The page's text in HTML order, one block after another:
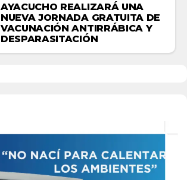
AYACUCHO REALIZARÁ UNA
NUEVA JORNADA GRATUITA DE
VACUNACIÓN ANTIRRÁBICA Y
DESPARASITACIÓN